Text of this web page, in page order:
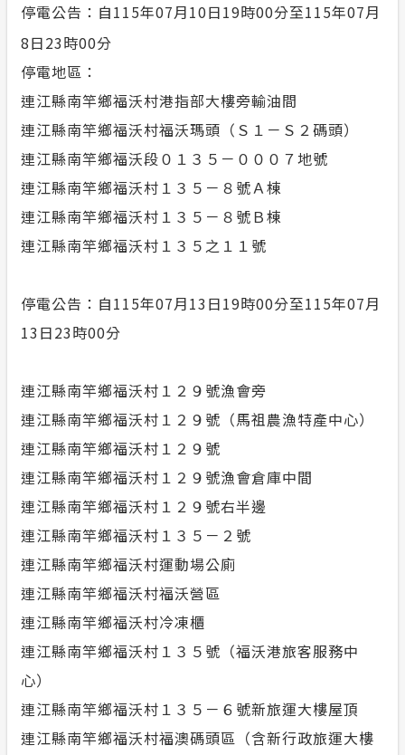
停電公告：自115年07月10日19時00分至115年07月
8日23時00分
停電地區：
連江縣南竿鄉福沃村港指部大樓旁輸油間
連江縣南竿鄉福沃村福沃瑪頭（Ｓ１－Ｓ２碼頭）
連江縣南竿鄉福沃段０１３５－０００７地號
連江縣南竿鄉福沃村１３５－８號Ａ棟
連江縣南竿鄉福沃村１３５－８號Ｂ棟
連江縣南竿鄉福沃村１３５之１１號
停電公告：自115年07月13日19時00分至115年07月
13日23時00分
連江縣南竿鄉福沃村１２９號漁會旁
連江縣南竿鄉福沃村１２９號（馬祖農漁特產中心）
連江縣南竿鄉福沃村１２９號
連江縣南竿鄉福沃村１２９號漁會倉庫中間
連江縣南竿鄉福沃村１２９號右半邊
連江縣南竿鄉福沃村１３５－２號
連江縣南竿鄉福沃村運動場公廁
連江縣南竿鄉福沃村福沃營區
連江縣南竿鄉福沃村冷凍櫃
連江縣南竿鄉福沃村１３５號（福沃港旅客服務中
心）
連江縣南竿鄉福沃村１３５－６號新旅運大樓屋頂
連江縣南竿鄉福沃村福澳碼頭區（含新行政旅運大樓
電
政府網站資料開放宣告
隱私權保護